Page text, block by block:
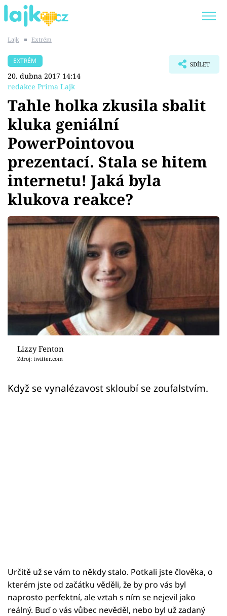
SHOPAHOLICADEL
Témata
Showbyznys
Youtubeři
Virály
Sex a vztahy
Videa
Sledujte prima+
Přihlášení
Sledujte nás
Lajk ■ Extrém
EXTRÉM
20. dubna 2017 14:14
redakce Prima Lajk
SDÍLET
Tahle holka zkusila sbalit
kluka geniální
PowerPointovou
prezentací. Stala se hitem
internetu! Jaká byla
klukova reakce?
Lizzy Fenton
Zdroj: twitter.com
Když se vynalézavost skloubí se zoufalstvím.
Určitě už se vám to někdy stalo. Potkali jste člověka, o
kterém jste od začátku věděli, že by pro vás byl
naprosto perfektní, ale vztah s ním se nejevil jako
reálný. Buď o vás vůbec nevěděl, nebo byl už zadaný